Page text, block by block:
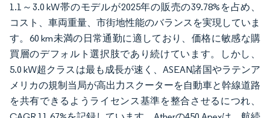
1.1～3.0 kW帯のモデルが2025年の販売の39.78%を占め、
コスト、車両重量、市街地性能のバランスを実現していま
す。60 km未満の日常通勤に適しており、価格に敏感な購
買層のデフォルト選択肢であり続けています。しかし、
5.0 kW超クラスは最も成長が速く、ASEAN諸国やラテンア
メリカの規制当局が高出力スクーターを自動車と幹線道路
を共有できるようライセンス基準を整合させるにつれ、